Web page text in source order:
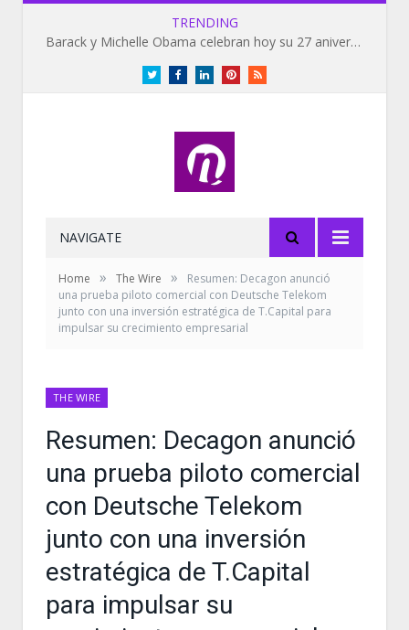
TRENDING
Barack y Michelle Obama celebran hoy su 27 aniversario de bodas
TwitterFacebookLinkedInPinterestRSS
NAVIGATE
Home » The Wire »
Resumen: Decagon anunció
una prueba piloto comercial con Deutsche Telekom
junto con una inversión estratégica de T.Capital para
impulsar su crecimiento empresarial
THE WIRE
Resumen: Decagon anunció
una prueba piloto comercial
con Deutsche Telekom
junto con una inversión
estratégica de T.Capital
para impulsar su